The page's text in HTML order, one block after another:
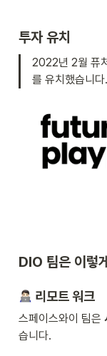
투자 유치
2022년 2월 퓨
를 유치했습니다.
DIO 팀은 이렇
리모트 워크
스페이스와이 팀은
습니다.